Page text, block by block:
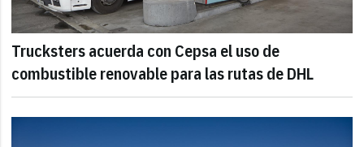
Trucksters acuerda con Cepsa el uso de
combustible renovable para las rutas de DHL